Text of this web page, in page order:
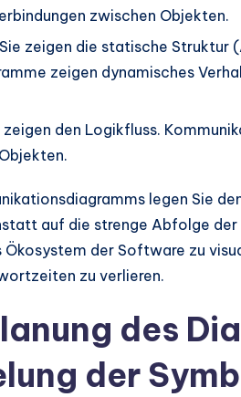
zwischen Objekten.
Sie zeigen die statische Struktur
zeigen dynamisches
zeigen den Logikfluss.
legen Sie
auf die strenge Abfolge der
der Software zu
zu verlieren.
des
der